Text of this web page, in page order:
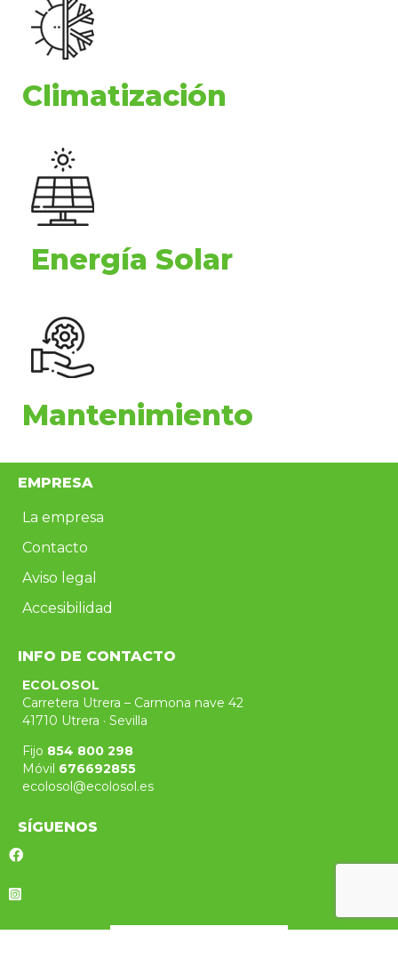
Climatización
Energía Solar
Mantenimiento
EMPRESA
La empresa
Contacto
Aviso legal
Accesibilidad
INFO DE CONTACTO
ECOLOSOL
Carretera Utrera – Carmona nave 42
41710 Utrera · Sevilla
Fijo 854 800 298
Móvil 676692855
ecolosol@ecolosol.es
SÍGUENOS
Ir a nuestro Facebook
Ir a nuestro Facebook